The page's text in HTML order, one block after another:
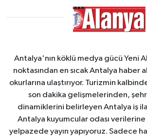
Antalya'nın köklü medya gücü Yeni
noktasından en sıcak Antalya haber
okurlarına ulaştırıyor. Turizmin
son dakika gelişmelerinden,
dinamiklerini belirleyen Antalya iş
Antalya kuyumcular odası
yelpazede yayın yapıyoruz. Sadece